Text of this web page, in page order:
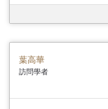
葉高華
訪問學者